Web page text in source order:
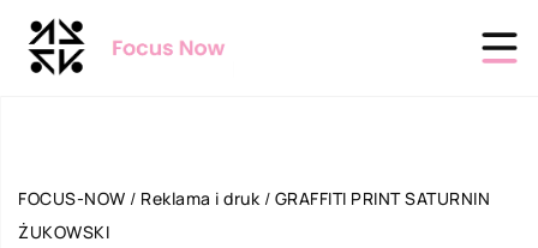
FOCUS-NOW / Reklama i druk / GRAFFITI PRINT SATURNIN
ŻUKOWSKI